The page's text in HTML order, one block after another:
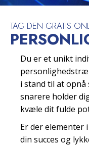
TAG DEN GRATIS
Du er et unikt
i stand til at
snarere holder
kvæle dit fulde
Er der elementer
din succes og